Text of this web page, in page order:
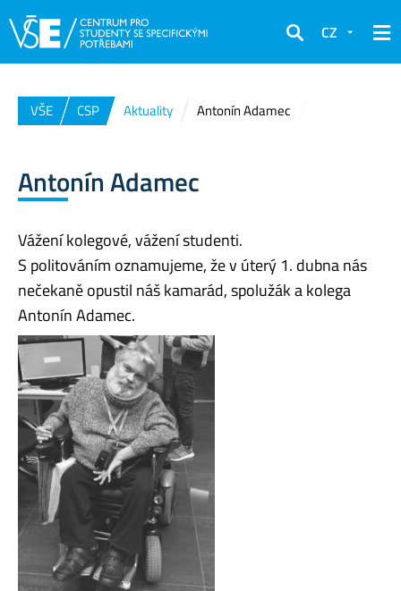
Hledat
CZ
VŠE CSP Aktuality Antonín Adamec
Antonín Adamec
Vážení kolegové, vážení studenti.
S politováním oznamujeme, že v úterý 1. dubna nás
nečekaně opustil náš kamarád, spolužák a kolega
Antonín Adamec.